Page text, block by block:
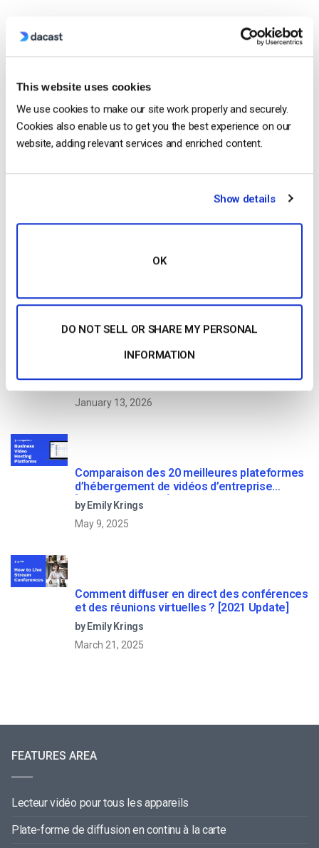
This website uses cookies
We use cookies to make our site work properly and securely.
Cookies also enable us to get you the best experience on our
website, adding relevant services and enriched content.
Show details
OK
DO NOT SELL OR SHARE MY PERSONAL
INFORMATION
Free 14-Day Trial
Get Started!
Comparaison des 25 meilleures plateformes
by Max Wilbert
January 13, 2026
Comparaison des 20 meilleures plateformes
d’hébergement de vidéos d’entreprise
[Updated for 2022]
by Emily Krings
May 9, 2025
Comment diffuser en direct des conférences
et des réunions virtuelles ? [2021 Update]
by Emily Krings
March 21, 2025
FEATURES AREA
Lecteur vidéo pour tous les appareils
Plate-forme de diffusion en continu à la carte